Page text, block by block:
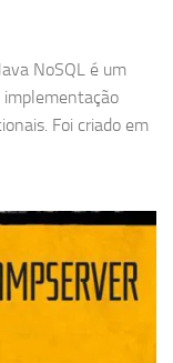
NoSQL é um
implementação
Foi criado em